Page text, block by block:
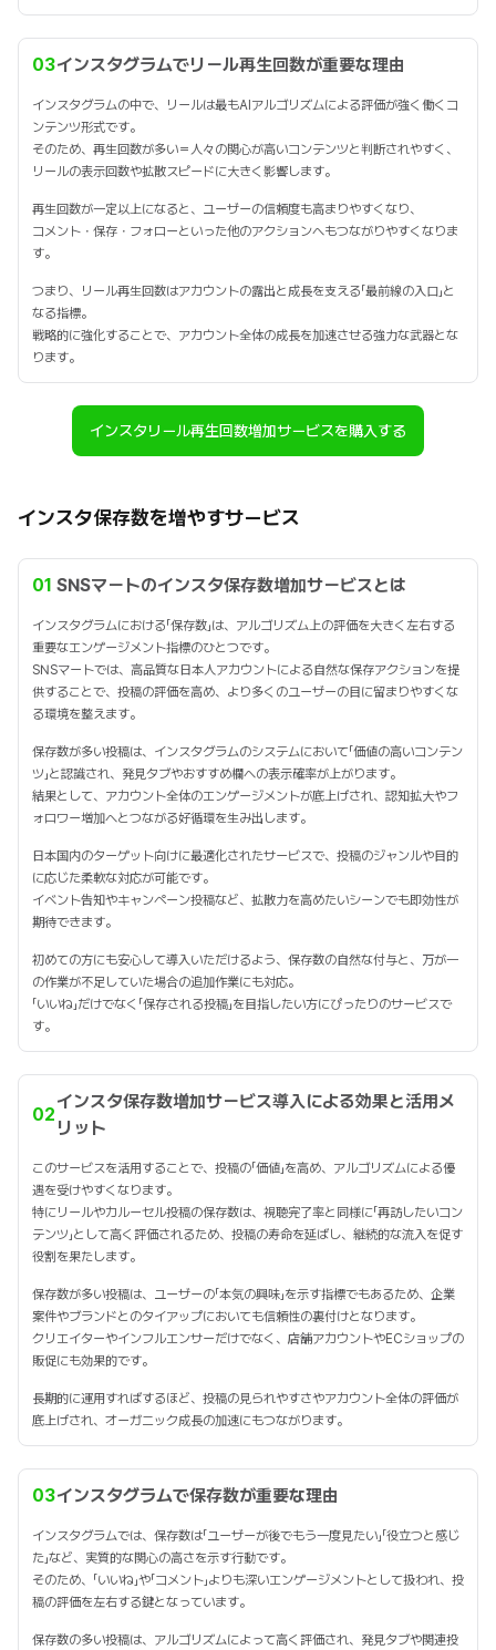
03インスタグラムでリール再生回数が重要な理由
インスタグラムの中で、リールは最もAIアルゴリズムによる評価が強く働くコ
ンテンツ形式です。
そのため、再生回数が多い＝人々の関心が高いコンテンツと判断されやすく、
リールの表示回数や拡散スピードに大きく影響します。
再生回数が一定以上になると、ユーザーの信頼度も高まりやすくなり、
コメント・保存・フォローといった他のアクションへもつながりやすくなりま
す。
つまり、リール再生回数はアカウントの露出と成長を支える「最前線の入口」と
なる指標。
戦略的に強化することで、アカウント全体の成長を加速させる強力な武器とな
ります。
インスタリール再生回数増加サービスを購入する
インスタ保存数を増やすサービス
01 SNSマートのインスタ保存数増加サービスとは
インスタグラムにおける「保存数」は、アルゴリズム上の評価を大きく左右する
重要なエンゲージメント指標のひとつです。
SNSマートでは、高品質な日本人アカウントによる自然な保存アクションを提
供することで、投稿の評価を高め、より多くのユーザーの目に留まりやすくな
る環境を整えます。
保存数が多い投稿は、インスタグラムのシステムにおいて「価値の高いコンテン
ツ」と認識され、発見タブやおすすめ欄への表示確率が上がります。
結果として、アカウント全体のエンゲージメントが底上げされ、認知拡大やフ
ォロワー増加へとつながる好循環を生み出します。
日本国内のターゲット向けに最適化されたサービスで、投稿のジャンルや目的
に応じた柔軟な対応が可能です。
イベント告知やキャンペーン投稿など、拡散力を高めたいシーンでも即効性が
期待できます。
初めての方にも安心して導入いただけるよう、保存数の自然な付与と、万が一
の作業が不足していた場合の追加作業にも対応。
「いいね」だけでなく「保存される投稿」を目指したい方にぴったりのサービスで
す。
02
インスタ保存数増加サービス導入による効果と活用メ
リット
このサービスを活用することで、投稿の「価値」を高め、アルゴリズムによる優
遇を受けやすくなります。
特にリールやカルーセル投稿の保存数は、視聴完了率と同様に「再訪したいコン
テンツ」として高く評価されるため、投稿の寿命を延ばし、継続的な流入を促す
役割を果たします。
保存数が多い投稿は、ユーザーの「本気の興味」を示す指標でもあるため、企業
案件やブランドとのタイアップにおいても信頼性の裏付けとなります。
クリエイターやインフルエンサーだけでなく、店舗アカウントやECショップの
販促にも効果的です。
長期的に運用すればするほど、投稿の見られやすさやアカウント全体の評価が
底上げされ、オーガニック成長の加速にもつながります。
03インスタグラムで保存数が重要な理由
インスタグラムでは、保存数は「ユーザーが後でもう一度見たい」「役立つと感じ
た」など、実質的な関心の高さを示す行動です。
そのため、「いいね」や「コメント」よりも深いエンゲージメントとして扱われ、投
稿の評価を左右する鍵となっています。
保存数の多い投稿は、アルゴリズムによって高く評価され、発見タブや関連投